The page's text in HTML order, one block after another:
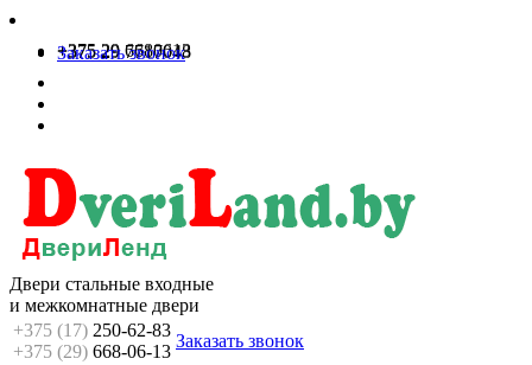
+375 29 6680613
+375 29 7717048
Заказать звонок
Двери стальные входные
и межкомнатные двери
+375 (17) 250-62-83
+375 (29) 668-06-13
Заказать звонок